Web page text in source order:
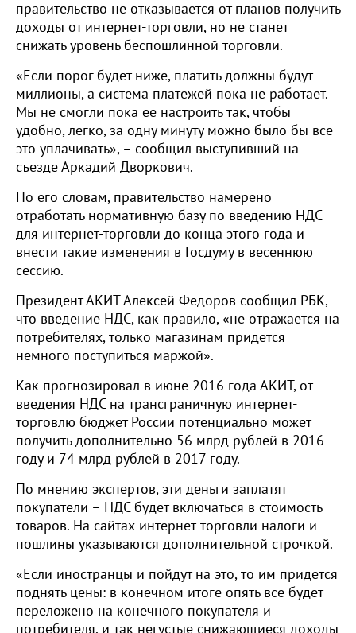
правительство не отказывается от планов получить
доходы от интернет-торговли, но не станет
снижать уровень беспошлинной торговли.
«Если порог будет ниже, платить должны будут
миллионы, а система платежей пока не работает.
Мы не смогли пока ее настроить так, чтобы
удобно, легко, за одну минуту можно было бы все
это уплачивать», – сообщил выступивший на
съезде Аркадий Дворкович.
По его словам, правительство намерено
отработать нормативную базу по введению НДС
для интернет-торговли до конца этого года и
внести такие изменения в Госдуму в весеннюю
сессию.
Президент АКИТ Алексей Федоров сообщил РБК,
что введение НДС, как правило, «не отражается на
потребителях, только магазинам придется
немного поступиться маржой».
Как прогнозировал в июне 2016 года АКИТ, от
введения НДС на трансграничную интернет-
торговлю бюджет России потенциально может
получить дополнительно 56 млрд рублей в 2016
году и 74 млрд рублей в 2017 году.
По мнению экспертов, эти деньги заплатят
покупатели – НДС будет включаться в стоимость
товаров. На сайтах интернет-торговли налоги и
пошлины указываются дополнительной строчкой.
«Если иностранцы и пойдут на это, то им придется
поднять цены: в конечном итоге опять все будет
переложено на конечного покупателя и
потребителя, и так негустые снижающиеся доходы